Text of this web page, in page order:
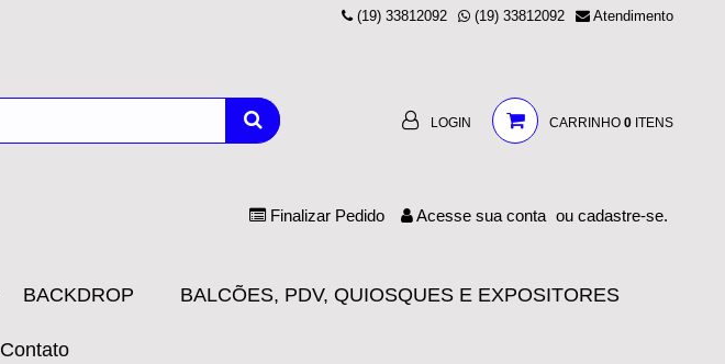
(19) 33812092 (19) 33812092 Atendimento
LOGIN CARRINHO 0 ITENS
Finalizar Pedido Acesse sua conta ou cadastre-se.
BACKDROP BALCÕES, PDV, QUIOSQUES E EXPOSITORES
Contato